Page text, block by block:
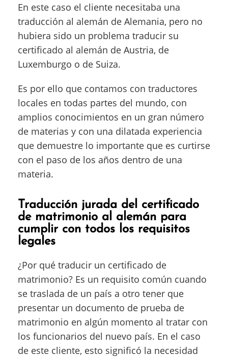
En este caso el cliente necesitaba una
traducción al alemán de Alemania, pero no
hubiera sido un problema traducir su
certificado al alemán de Austria, de
Luxemburgo o de Suiza.
Es por ello que contamos con traductores
locales en todas partes del mundo, con
amplios conocimientos en un gran número
de materias y con una dilatada experiencia
que demuestre lo importante que es curtirse
con el paso de los años dentro de una
materia.
Traducción jurada del certificado
de matrimonio al alemán para
cumplir con todos los requisitos
legales
¿Por qué traducir un certificado de
matrimonio? Es un requisito común cuando
se traslada de un país a otro tener que
presentar un documento de prueba de
matrimonio en algún momento al tratar con
los funcionarios del nuevo país. En el caso
de este cliente, esto significó la necesidad